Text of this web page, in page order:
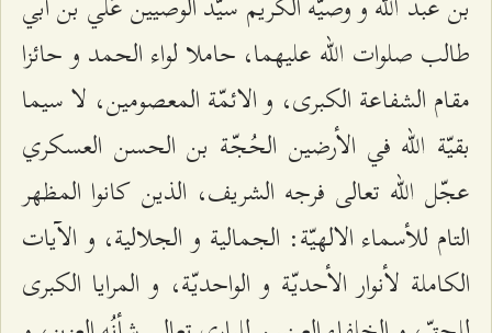
طالب صلوات الله عليهما، حاملا لواء الحمد و حائزا
مقام الشفاعة الكبرى، و الائمّة المعصومين، لا سيما
بقيّة الله في الأرضين الحُجّة بن الحسن العسكري
عجّل الله تعالى فرجه الشريف، الذين كانوا المظهر
التام للأسماء الالهيّة: الجمالية و الجلالية، و الآيات
الكاملة لأنوار الأحديّة و الواحديّة، و المرايا الكبرى